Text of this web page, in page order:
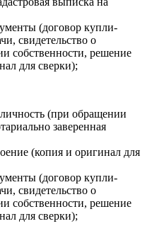
(договор купли-
свидетельство о
собственности, решение
для сверки);
(при обращении
заверенная
(копия и оригинал для
(договор купли-
свидетельство о
собственности, решение
для сверки);